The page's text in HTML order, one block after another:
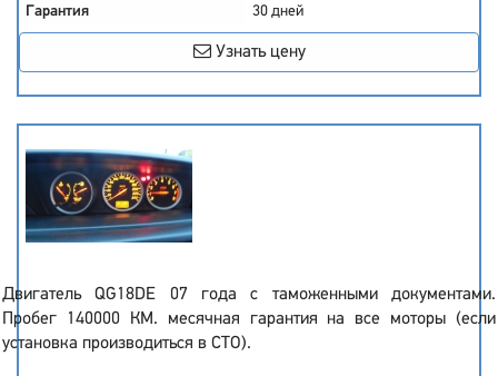
Гарантия
30 дней
Узнать цену
Двигатель QG18DE 07 года с таможенными документами.
Пробег 140000 КМ. месячная гарантия на все моторы (если
установка производиться в СТО).